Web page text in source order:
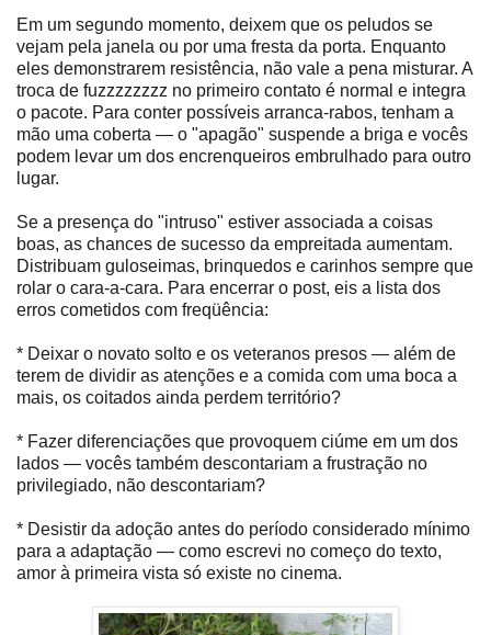
Em um segundo momento, deixem que os peludos se
vejam pela janela ou por uma fresta da porta. Enquanto
eles demonstrarem resistência, não vale a pena misturar. A
troca de fuzzzzzzzz no primeiro contato é normal e integra
o pacote. Para conter possíveis arranca-rabos, tenham a
mão uma coberta — o "apagão" suspende a briga e vocês
podem levar um dos encrenqueiros embrulhado para outro
lugar.
Se a presença do "intruso" estiver associada a coisas
boas, as chances de sucesso da empreitada aumentam.
Distribuam guloseimas, brinquedos e carinhos sempre que
rolar o cara-a-cara. Para encerrar o post, eis a lista dos
erros cometidos com freqüência:
* Deixar o novato solto e os veteranos presos — além de
terem de dividir as atenções e a comida com uma boca a
mais, os coitados ainda perdem território?
* Fazer diferenciações que provoquem ciúme em um dos
lados — vocês também descontariam a frustração no
privilegiado, não descontariam?
* Desistir da adoção antes do período considerado mínimo
para a adaptação — como escrevi no começo do texto,
amor à primeira vista só existe no cinema.